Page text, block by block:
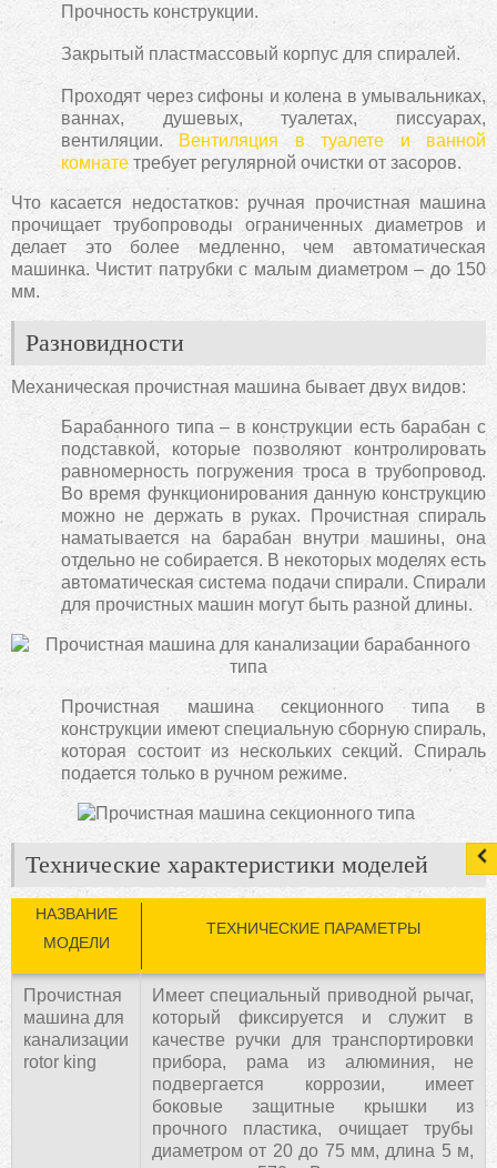
Прочность конструкции.
Закрытый пластмассовый корпус для спиралей.
Проходят через сифоны и колена в умывальниках,
ваннах, душевых, туалетах, писсуарах,
вентиляции. Вентиляция в туалете и ванной
комнате требует регулярной очистки от засоров.
Что касается недостатков: ручная прочистная машина
прочищает трубопроводы ограниченных диаметров и
делает это более медленно, чем автоматическая
машинка. Чистит патрубки с малым диаметром – до 150
мм.
Разновидности
Механическая прочистная машина бывает двух видов:
Барабанного типа – в конструкции есть барабан с
подставкой, которые позволяют контролировать
равномерность погружения троса в трубопровод.
Во время функционирования данную конструкцию
можно не держать в руках. Прочистная спираль
наматывается на барабан внутри машины, она
отдельно не собирается. В некоторых моделях есть
автоматическая система подачи спирали. Спирали
для прочистных машин могут быть разной длины.
Прочистная машина секционного типа в
конструкции имеют специальную сборную спираль,
которая состоит из нескольких секций. Спираль
подается только в ручном режиме.
Технические характеристики моделей
НАЗВАНИЕ
МОДЕЛИ
ТЕХНИЧЕСКИЕ ПАРАМЕТРЫ
Прочистная
машина для
канализации
rotor king
Имеет специальный приводной рычаг,
который фиксируется и служит в
качестве ручки для транспортировки
прибора, рама из алюминия, не
подвергается коррозии, имеет
боковые защитные крышки из
прочного пластика, очищает трубы
диаметром от 20 до 75 мм, длина 5 м,